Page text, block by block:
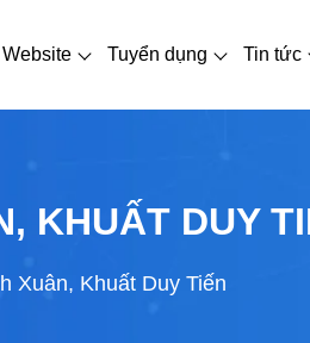
Website Tuyển dụng Tin tức
Xuân, Khuất Duy Tiến
KHUẤT DUY